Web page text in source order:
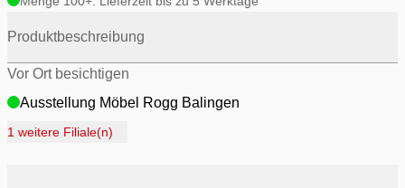
Produktbeschreibung
Vor Ort besichtigen
Ausstellung Möbel Rogg Balingen
Ausstellung Rogg Discount Balingen
1 weitere Filiale(n)